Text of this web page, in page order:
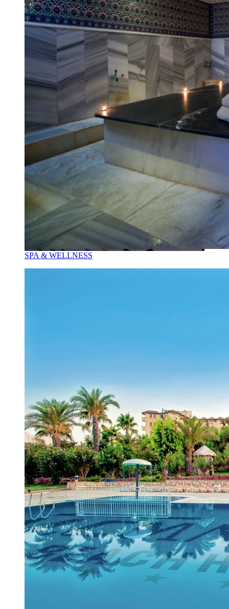
SPA & WELLNESS